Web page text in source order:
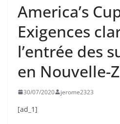
America’s
Exigences
l’entrée des
en Nouvelle-
30/07/2020 jerome2323
[ad_1]